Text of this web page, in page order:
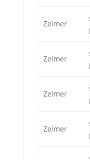
Zelmer
Zelmer
Zelmer
Zelmer